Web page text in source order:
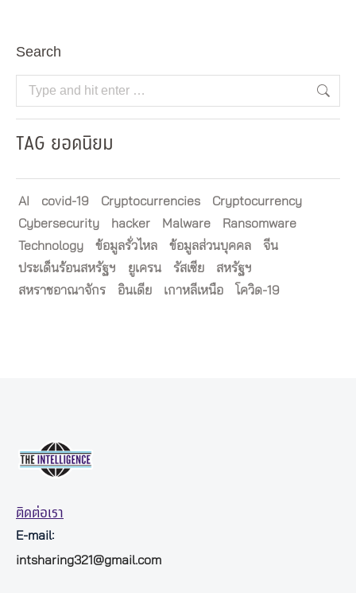
Search
Search:
TAG ยอดนิยม
AI covid-19 Cryptocurrencies
Cryptocurrency
Cybersecurity
hacker Malware
Ransomware
Technology
ข้อมูลรั่วไหล ข้อมูลส่วนบุคคล
จีน
ประเด็นร้อนสหรัฐฯ
ยูเครน รัสเซีย
สหรัฐฯ
สหราชอาณาจักร
อินเดีย เกาหลีเหนือ โควิด-19
ติดต่อเรา
E-mail:
intsharing321@gmail.com